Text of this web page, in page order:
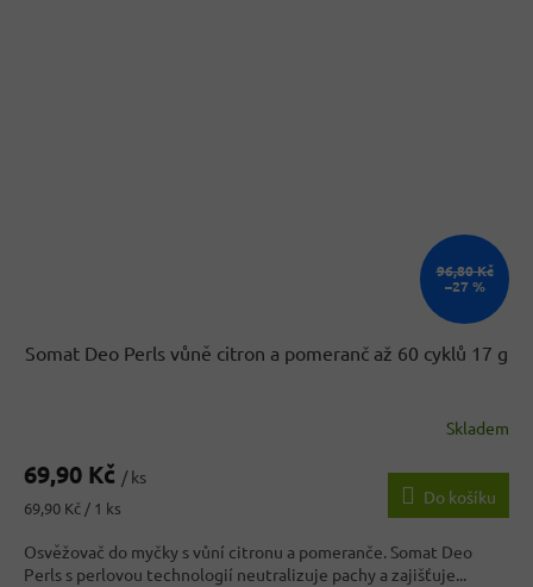
96,80 Kč
–27 %
Somat Deo Perls vůně citron a pomeranč až 60 cyklů 17 g
Skladem
69,90 Kč / ks
Měrná
69,90 Kč / 1 ks
Do košíku
Osvěžovač do myčky s vůní citronu a pomeranče. Somat Deo
Perls s perlovou technologií neutralizuje pachy a zajišťuje...